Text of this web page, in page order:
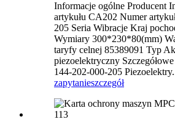
Informacje ogólne Producent
artykułu CA202 Numer
205 Seria Wibracje Kraj
Wymiary 300*230*80(mm)
taryfy celnej 85389091 Typ
piezoelektryczny
144-202-000-205
zapytanieszczegół